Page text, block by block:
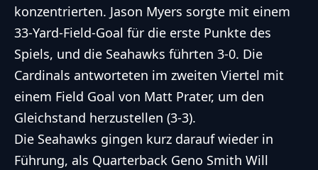
konzentrierten. Jason Myers sorgte mit einem
33-Yard-Field-Goal für die erste Punkte des
Spiels, und die Seahawks führten 3-0. Die
Cardinals antworteten im zweiten Viertel mit
einem Field Goal von Matt Prater, um den
Gleichstand herzustellen (3-3).
Die Seahawks gingen kurz darauf wieder in
Führung, als Quarterback Geno Smith Will